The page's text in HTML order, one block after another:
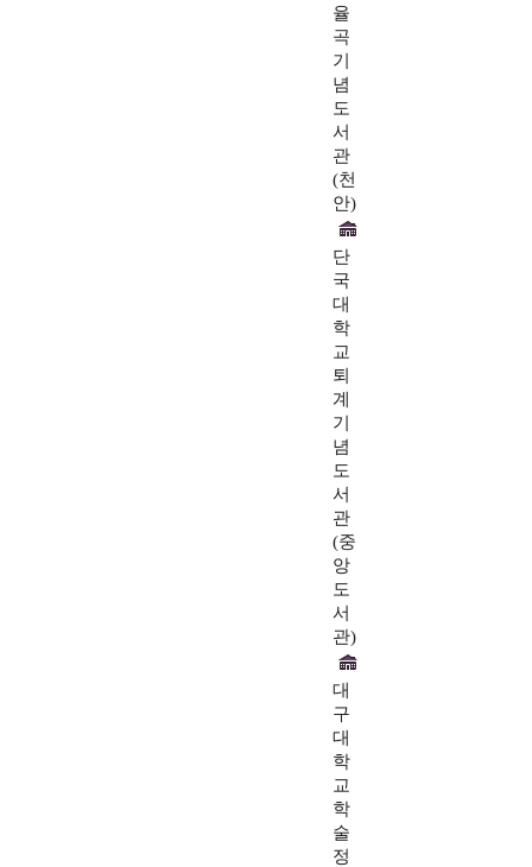
율
곡
기
념
도
서
관
(천
안)
단
국
대
학
교
퇴
계
기
념
도
서
관
(중
앙
도
서
관)
대
구
대
학
교
학
술
정